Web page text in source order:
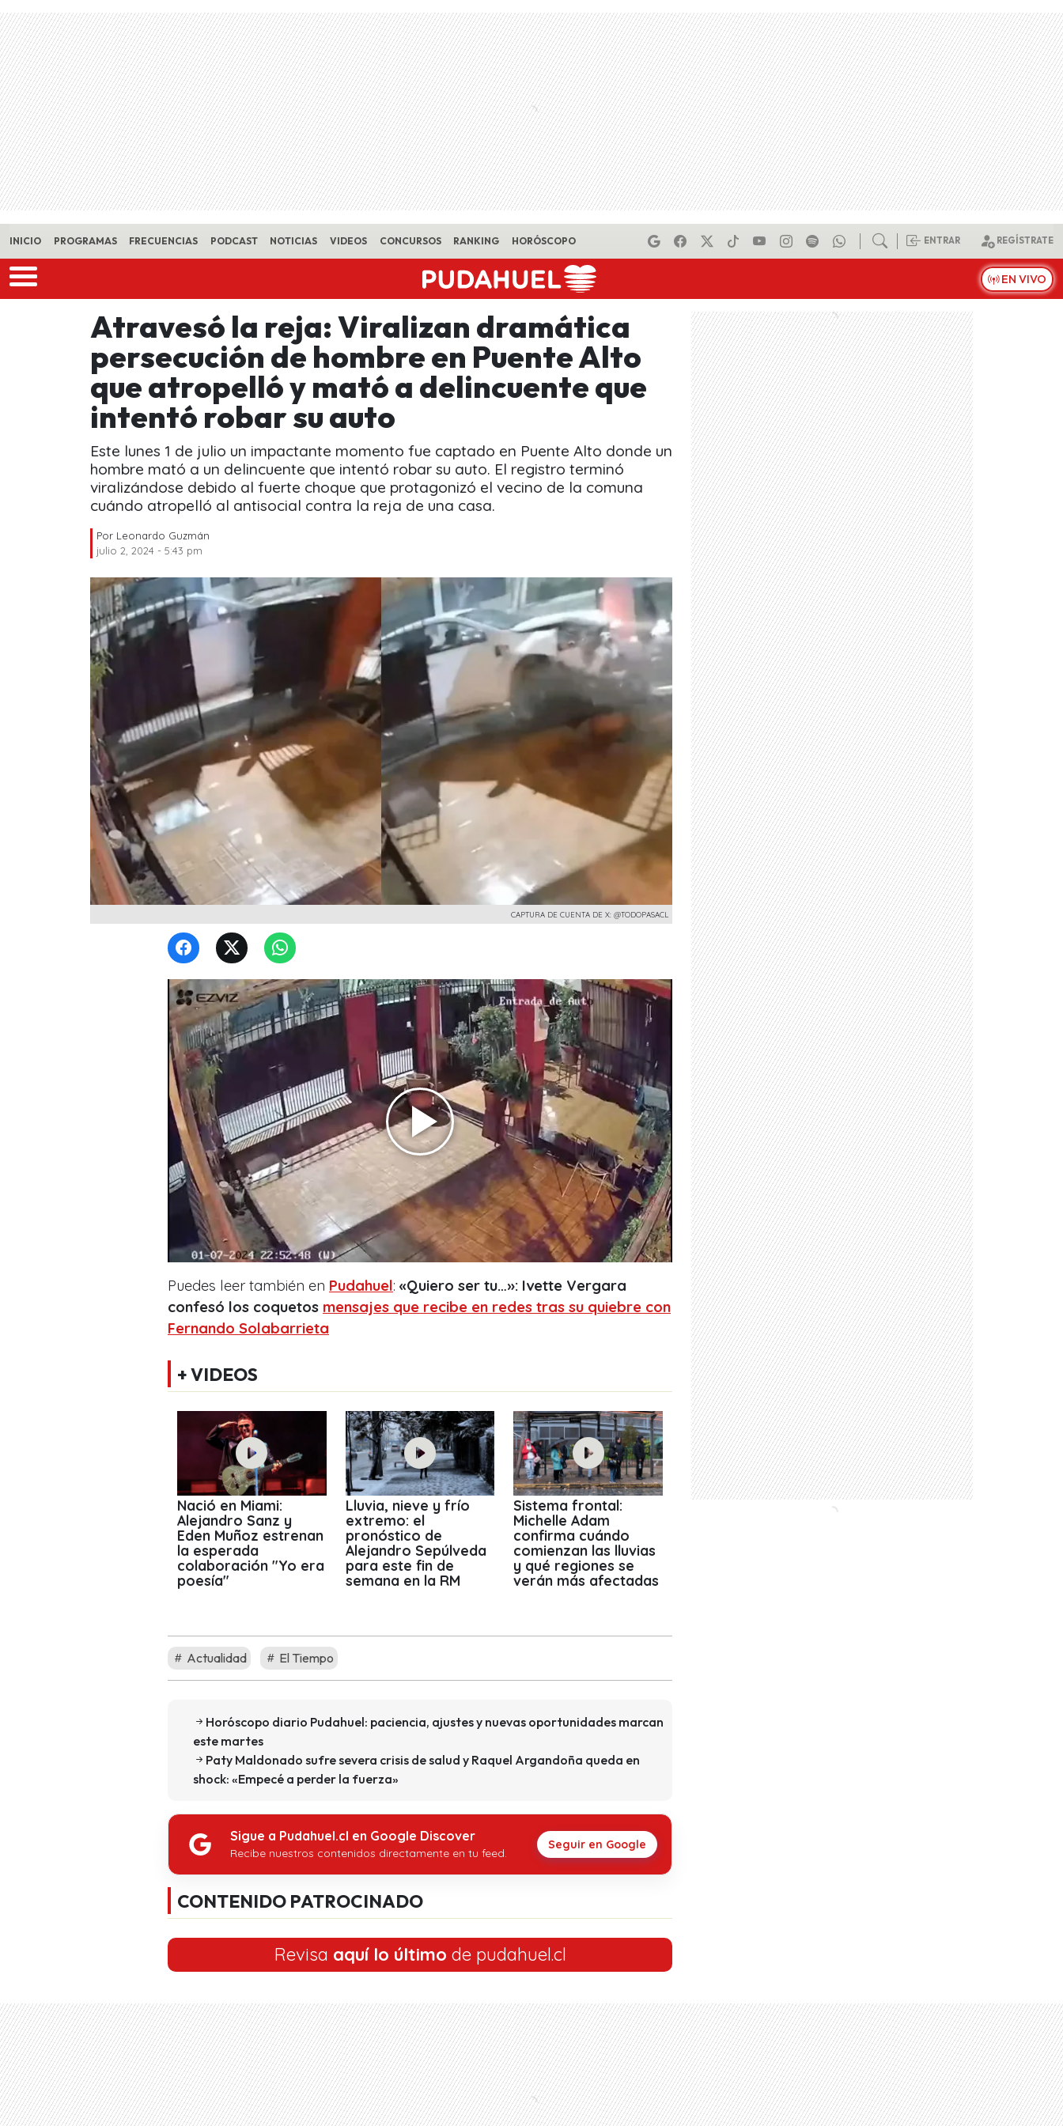
Skip to main content
INICIO PROGRAMAS FRECUENCIAS PODCAST NOTICIAS VIDEOS CONCURSOS RANKING HORÓSCOPO ENTRAR REGÍSTRATE
EN VIVO
Atravesó la reja: Viralizan dramática
persecución de hombre en Puente Alto
que atropelló y mató a delincuente que
intentó robar su auto
Este lunes 1 de julio un impactante momento fue captado en Puente Alto donde un
hombre mató a un delincuente que intentó robar su auto. El registro terminó
viralizándose debido al fuerte choque que protagonizó el vecino de la comuna
cuándo atropelló al antisocial contra la reja de una casa.
Por Leonardo Guzmán
julio 2, 2024 - 5:43 pm
CAPTURA DE CUENTA DE X: @TODOPASACL
Puedes leer también en Pudahuel: «Quiero ser tu…»: Ivette Vergara
confesó los coquetos mensajes que recibe en redes tras su quiebre con
Fernando Solabarrieta
+ VIDEOS
Nació en Miami:
Alejandro Sanz y
Eden Muñoz estrenan
la esperada
colaboración "Yo era
poesía"
Lluvia, nieve y frío
extremo: el
pronóstico de
Alejandro Sepúlveda
para este fin de
semana en la RM
Sistema frontal:
Michelle Adam
confirma cuándo
comienzan las lluvias
y qué regiones se
verán más afectadas
Actualidad El Tiempo
Horóscopo diario Pudahuel: paciencia, ajustes y nuevas oportunidades marcan
este martes
Paty Maldonado sufre severa crisis de salud y Raquel Argandoña queda en
shock: «Empecé a perder la fuerza»
Sigue a Pudahuel.cl en Google Discover
Recibe nuestros contenidos directamente en tu feed.
Seguir en Google
CONTENIDO PATROCINADO
Revisa aquí lo último de pudahuel.cl